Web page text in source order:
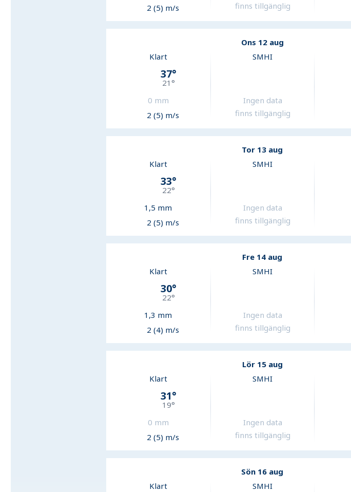
2 (5) m/s
finns tillgänglig
Ons 12 aug
Klart
37°
21 °
0 mm
2 (5) m/s
SMHI
Ingen data
finns tillgänglig
Tor 13 aug
Klart
33°
22°
1,5 mm
2 (5) m/s
SMHI
Ingen data
finns tillgänglig
Fre 14 aug
Klart
30°
22°
1,3 mm
2 (4) m/s
SMHI
Ingen data
finns tillgänglig
Lör 15 aug
Klart
31°
19°
0 mm
2 (5) m/s
SMHI
Ingen data
finns tillgänglig
Sön 16 aug
Klart
SMHI